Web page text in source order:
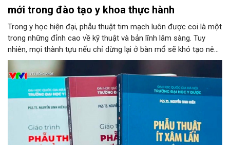
mới trong đào tạo y khoa thực hành
Trong y học hiện đại, phẫu thuật tim mạch luôn được coi là một
trong những đỉnh cao về kỹ thuật và bản lĩnh lâm sàng. Tuy
nhiên, mọi thành tựu nếu chỉ dừng lại ở bàn mổ sẽ khó tạo nên
tính bền vững cho nền y tế chung. Chuyển hóa những kinh
nghiệm từ thực tiễn thành nguồn tri thức học thuật bài bản,
chuẩn hóa chính là chìa khóa then chốt để đào tạo thế hệ kế
thừa. Mới đây, bước tiến ấy đã được cụ thể hóa bằng sự ra mắt
của bộ ba ấn phẩm y học chuyên ngành do PGS.TS. Nguyễn
Sinh Hiền – Giám đốc Bệnh viện Tim Hà Nội chủ biên, đánh dấu
một cột mốc quan trọng trong công tác nghiên cứu, đào tạo và
chuyển giao công nghệ phẫu thuật tim tại Việt Nam.